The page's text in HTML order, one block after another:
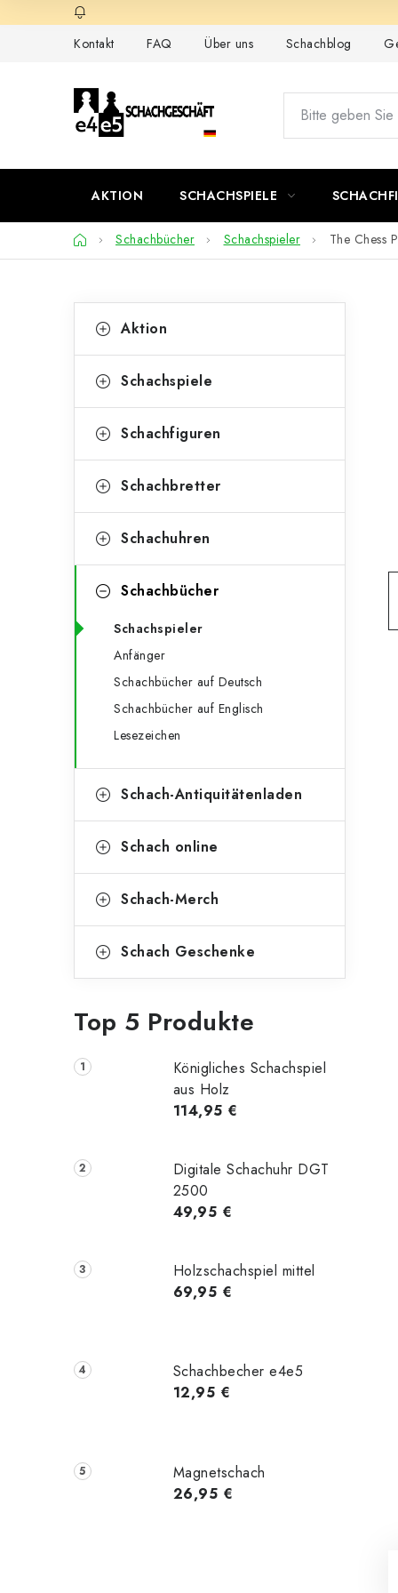
Inhalt
Kontakt
FAQ Über uns Schachblog
AKTION SCHACHSPIELE
StartseiteSchachbücher Schachspieler The Chess
e
t
e
l
e
s
überspringen
a
e
o
i
Aktion
Schachspiele
Schachfiguren
Schachbretter
Schachuhren
Schachbücher
Schachspieler
Anfänger
Schachbücher auf Deutsch
Schachbücher auf Englisch
Lesezeichen
Schach-Antiquitätenladen
Schach online
Schach-Merch
Schach Geschenke
Top 5 Produkte
Königliches Schachspiel
aus Holz
114,95 €
Digitale Schachuhr DGT
2500
49,95 €
Holzschachspiel mittel
69,95 €
Schachbecher e4e5
12,95 €
Magnetschach
26,95 €